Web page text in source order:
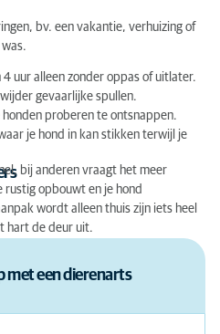
bv. een vakantie, verhuizing of
uur alleen zonder oppas of uitlater.
gevaarlijke spullen.
honden proberen te ontsnappen.
je hond in kan stikken terwijl je
bij anderen vraagt het meer
opbouwt en je hond
wordt alleen thuis zijn iets heel
hart de deur uit.
met een dierenarts